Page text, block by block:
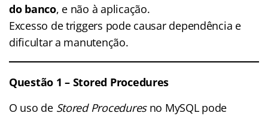
do banco, e não à aplicação.
Excesso de triggers pode causar dependência e
dificultar a manutenção.
Questão 1 – Stored Procedures
O uso de Stored Proceduresno MySQL pode